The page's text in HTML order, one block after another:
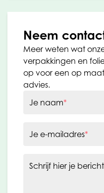
Neem
Meer weten wat
verpakkingen en
op voor een op
advies.
Je naam*
Je e-mailadres*
Schrijf hier je bericht